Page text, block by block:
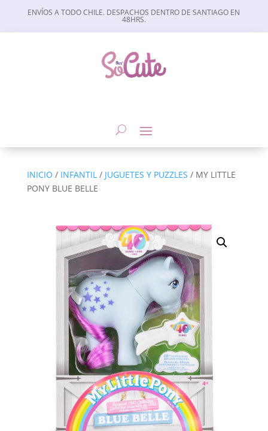
ENVÍOS A TODO CHILE. DESPACHOS DENTRO DE SANTIAGO EN
48HRS.
INICIO / INFANTIL / JUGUETES Y PUZZLES / MY LITTLE
PONY BLUE BELLE